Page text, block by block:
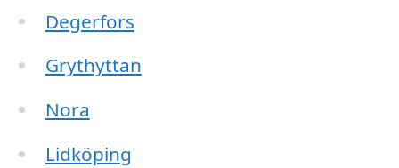
Degerfors
Grythyttan
Nora
Lidköping